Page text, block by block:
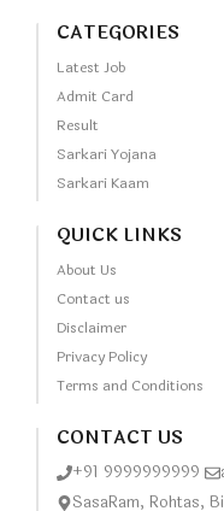
CATEGORIES
Latest Job
Admit Card
Result
Sarkari Yojana
Sarkari Kaam
QUICK LINKS
About Us
Contact us
Disclaimer
Privacy Policy
Terms and Conditions
CONTACT US
+91 9999999999
SasaRam, Rohtas,